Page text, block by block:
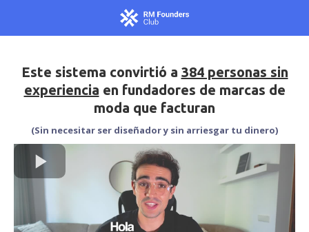
Este sistema convirtió a 384 personas sin
experiencia en fundadores de marcas de
moda que facturan
(Sin necesitar ser diseñador y sin arriesgar tu dinero)